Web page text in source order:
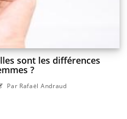
sont les différences
?
Par Rafaël Andraud